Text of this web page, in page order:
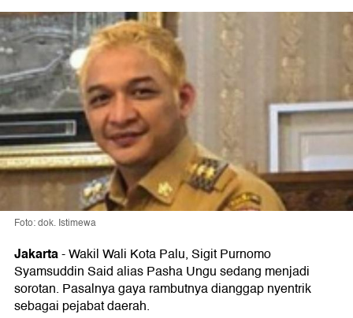
Foto: dok. Istimewa
Jakarta-Wakil Wali Kota Palu, Sigit Purnomo
Syamsuddin Said alias Pasha Ungu sedang menjadi
sorotan. Pasalnya gaya rambutnya dianggap nyentrik
sebagai pejabat daerah.